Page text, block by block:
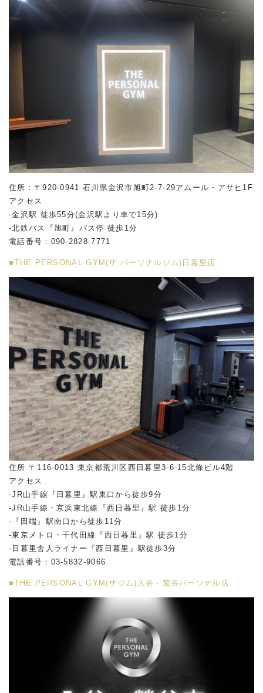
住所：〒920-0941 石川県金沢市旭町2-7-29アムール・アサヒ1F
アクセス
-金沢駅 徒歩55分(金沢駅より車で15分)
-北鉄バス『旭町』バス停 徒歩1分
電話番号：090-2828-7771
■THE PERSONAL GYM(ザ パーソナルジム)日暮里店
住所 〒116-0013 東京都荒川区西日暮里3-6-15北條ビル4階
アクセス
-JR山手線『日暮里』駅東口から徒歩9分
-JR山手線・京浜東北線『西日暮里』駅 徒歩1分
-『田端』駅南口から徒歩11分
-東京メトロ・千代田線『西日暮里』駅 徒歩1分
-日暮里舎人ライナー『西日暮里』駅徒歩3分
電話番号：03-5832-9066
■THE PERSONAL GYM(ザジム)入谷・鶯谷パーソナル店